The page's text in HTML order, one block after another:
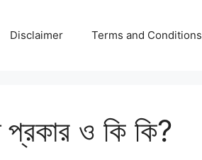
Disclaimer Terms and Conditions
প্রকার ও কি কি?